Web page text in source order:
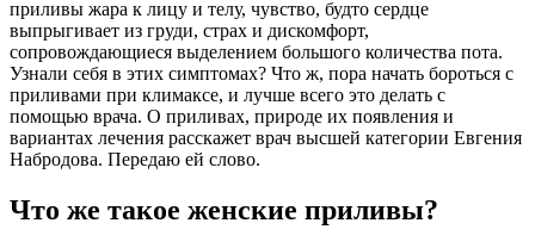
приливы жара к лицу и телу, чувство, будто сердце
выпрыгивает из груди, страх и дискомфорт,
сопровождающиеся выделением большого количества пота.
Узнали себя в этих симптомах? Что ж, пора начать бороться с
приливами при климаксе, и лучше всего это делать с
помощью врача. О приливах, природе их появления и
вариантах лечения расскажет врач высшей категории Евгения
Набродова. Передаю ей слово.
Что же такое женские приливы?